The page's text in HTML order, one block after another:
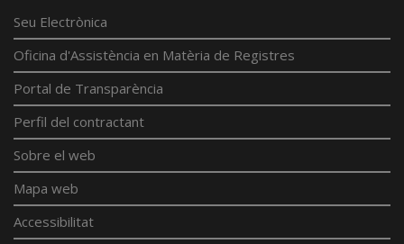
Seu Electrònica
Oficina d'Assistència en Matèria de Registres
Portal de Transparència
Perfil del contractant
Sobre el web
Mapa web
Accessibilitat